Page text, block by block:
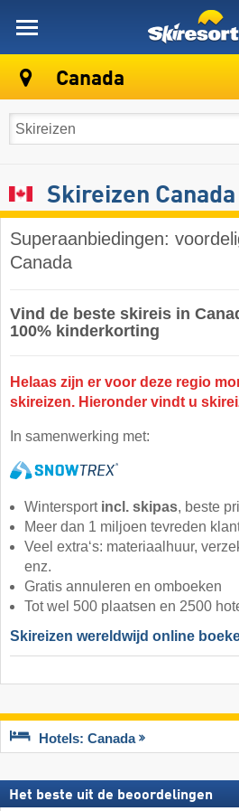
Canada
Skireizen Canada
Superaanbiedingen:
Canada
Vind de beste skireis in
100% kinderkorting
Helaas zijn er voor deze regio
skireizen. Hieronder vindt u
In samenwerking met:
Wintersport incl. skipas, beste
Meer dan 1 miljoen tevreden
Veel extra‘s: materiaalhuur,
enz.
Gratis annuleren en omboeken
Tot wel 500 plaatsen en 2500
Skireizen wereldwijd online
Hotels: Canada
Het beste uit de beoordelingen